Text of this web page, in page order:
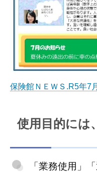
保険館ＮＥＷＳ.R5年7
使用目的には
「業務使用」